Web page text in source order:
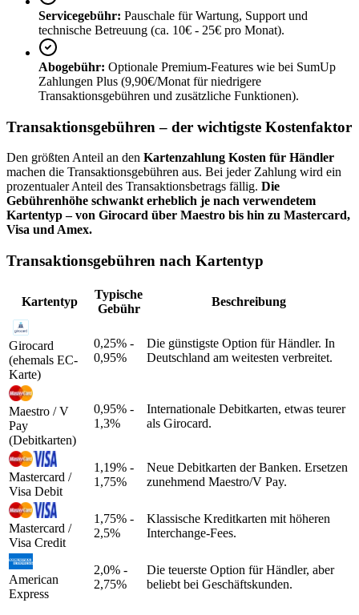
Servicegebühr: Pauschale für Wartung, Support und
technische Betreuung (ca. 10€ - 25€ pro Monat).
Abogebühr: Optionale Premium-Features wie bei SumUp
Zahlungen Plus (9,90€/Monat für niedrigere
Transaktionsgebühren und zusätzliche Funktionen).
Transaktionsgebühren – der wichtigste Kostenfaktor
Den größten Anteil an den Kartenzahlung Kosten für Händler
machen die Transaktionsgebühren aus. Bei jeder Zahlung wird ein
prozentualer Anteil des Transaktionsbetrags fällig. Die
Gebührenhöhe schwankt erheblich je nach verwendetem
Kartentyp – von Girocard über Maestro bis hin zu Mastercard,
Visa und Amex.
Transaktionsgebühren nach Kartentyp
Kartentyp
Typische
Gebühr
Beschreibung
Girocard
(ehemals EC-
Karte)
0,25% -
0,95%
Die günstigste Option für Händler. In
Deutschland am weitesten verbreitet.
Maestro / V
Pay
(Debitkarten)
0,95% -
1,3%
Internationale Debitkarten, etwas teurer
als Girocard.
Mastercard /
Visa Debit
1,19% -
1,75%
Neue Debitkarten der Banken. Ersetzen
zunehmend Maestro/V Pay.
Mastercard /
Visa Credit
1,75% -
2,5%
Klassische Kreditkarten mit höheren
Interchange-Fees.
American
Express
2,0% -
2,75%
Die teuerste Option für Händler, aber
beliebt bei Geschäftskunden.